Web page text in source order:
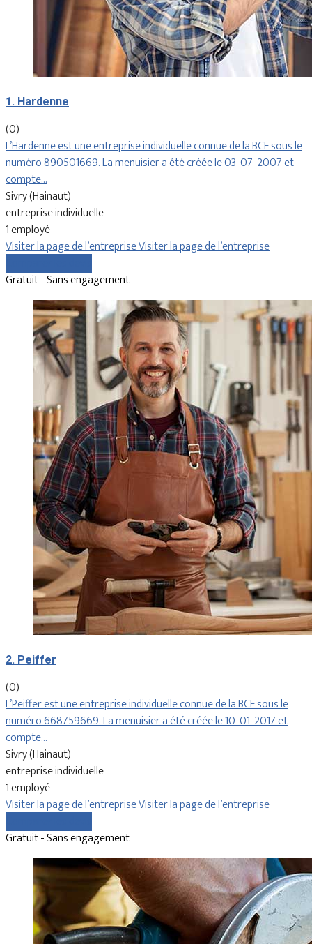
1. Hardenne
(0)
L’Hardenne est une entreprise individuelle connue de la BCE sous le
numéro 890501669. La menuisier a été créée le 03-07-2007 et
compte…
Sivry (Hainaut)
entreprise individuelle
1 employé
Visiter la page de l’entrepriseVisiter la page de l’entreprise
Gratuit - Sans engagement
2. Peiffer
(0)
L’Peiffer est une entreprise individuelle connue de la BCE sous le
numéro 668759669. La menuisier a été créée le 10-01-2017 et
compte…
Sivry (Hainaut)
entreprise individuelle
1 employé
Visiter la page de l’entrepriseVisiter la page de l’entreprise
Gratuit - Sans engagement